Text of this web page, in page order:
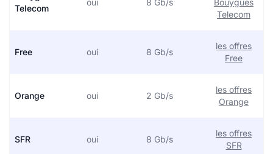
Telecom
oui 8 Gb/s
Bouygues
Telecom
Free oui 8 Gb/s
les offres
Free
Orange oui 2 Gb/s
les offres
Orange
SFR oui 8 Gb/s
les offres
SFR